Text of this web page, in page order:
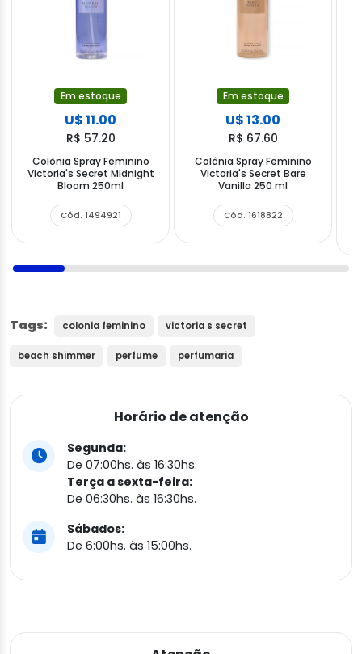
Em estoque
U$ 11.00
R$ 57.20
Colônia Spray Feminino
Victoria's Secret Midnight
Bloom 250ml
Cód. 1494921
Em estoque
U$ 13.00
R$ 67.60
Colônia Spray Feminino
Victoria's Secret Bare
Vanilla 250 ml
Cód. 1618822
Tags: colonia feminino victoria s secret
beach shimmer perfume perfumaria
Horário de atenção
Segunda:
De 07:00hs. às 16:30hs.
Terça a sexta-feira:
De 06:30hs. às 16:30hs.
Sábados:
De 6:00hs. às 15:00hs.